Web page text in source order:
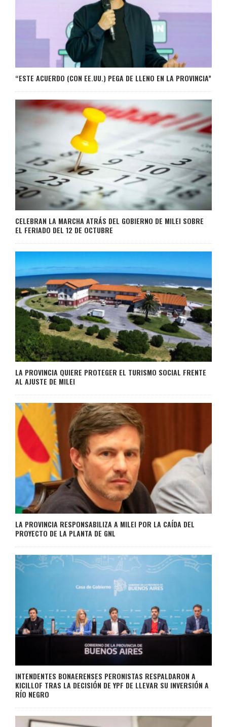
“ESTE ACUERDO (CON EE.UU.) PEGA DE LLENO EN LA PROVINCIA”
CELEBRAN LA MARCHA ATRÁS DEL GOBIERNO DE MILEI SOBRE
EL FERIADO DEL 12 DE OCTUBRE
LA PROVINCIA QUIERE PROTEGER EL TURISMO SOCIAL FRENTE
AL AJUSTE DE MILEI
LA PROVINCIA RESPONSABILIZA A MILEI POR LA CAÍDA DEL
PROYECTO DE LA PLANTA DE GNL
INTENDENTES BONAERENSES PERONISTAS RESPALDARON A
KICILLOF TRAS LA DECISIÓN DE YPF DE LLEVAR SU INVERSIÓN A
RÍO NEGRO